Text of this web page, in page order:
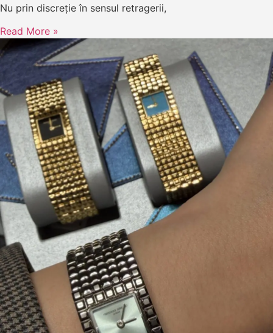
Nu prin discreție în sensul retragerii,
Read More »